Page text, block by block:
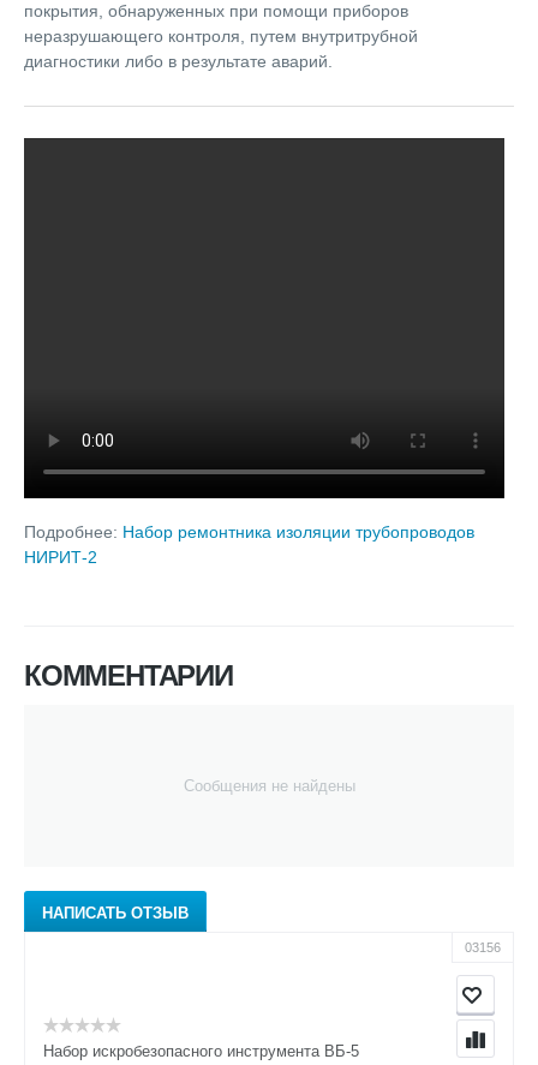
покрытия, обнаруженных при помощи приборов
неразрушающего контроля, путем внутритрубной
диагностики либо в результате аварий.
Подробнее: Набор ремонтника изоляции трубопроводов
НИРИТ-2
КОММЕНТАРИИ
Сообщения не найдены
НАПИСАТЬ ОТЗЫВ
03156
Набор искробезопасного инструмента ВБ-5